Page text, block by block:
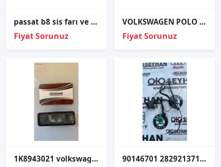
passat b8 sis farı ve passat tüm çıkma parçalar
Fiyat Sorunuz
VOLKSWAGEN POLO SOL ÖN FAR
Fiyat Sorunuz
1K8943021 volkswagen golf 7 plaka lambası led 90146701 28292137142 Volkswagen Passat b8.5 b8 sol far tesisatı